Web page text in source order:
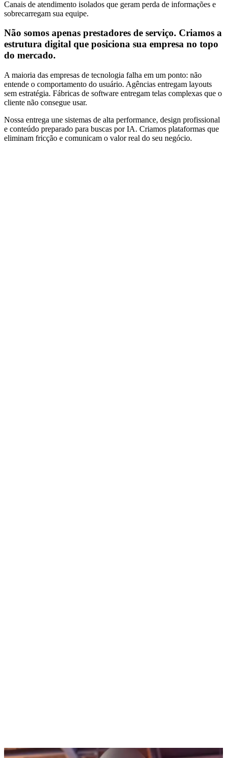
Canais de atendimento isolados que geram perda de informações e
sobrecarregam sua equipe.
Não somos apenas prestadores de serviço. Criamos a
estrutura digital que posiciona sua empresa no topo
do mercado.
A maioria das empresas de tecnologia falha em um ponto: não
entende o comportamento do usuário. Agências entregam layouts
sem estratégia. Fábricas de software entregam telas complexas que o
cliente não consegue usar.
Nossa entrega une sistemas de alta performance, design profissional
e conteúdo preparado para buscas por IA. Criamos plataformas que
eliminam fricção e comunicam o valor real do seu negócio.